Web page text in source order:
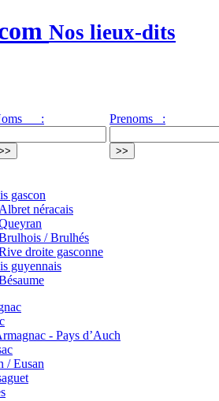
Nos lieux-dits
: Prenoms :
gascon
Albret néracais
/ Brulhés
droite gasconne
guyennais
- Pays d’Auch
/ Eusan